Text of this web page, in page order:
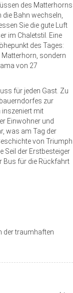
des Matterhorns
Bahn wechseln,
Sie die gute Luft
im Chaletstil. Eine
des Tages:
Matterhorn, sondern
von 27
für jeden Gast. Zu
zur
mit
Einwohner und
was am Tag der
von Triumph
Seil der Erstbesteiger
Bus für die Rückfahrt
der traumhaften